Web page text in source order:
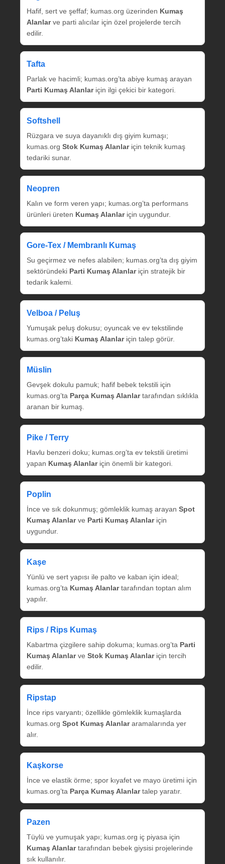
Hafif, sert ve şeffaf; kumas.org üzerinden Kumaş
Alanlarve parti alıcılar için özel projelerde tercih
edilir.
Tafta
Parlak ve hacimli; kumas.org’ta abiye kumaş arayan
Parti Kumaş Alanlariçin ilgi çekici bir kategori.
Softshell
Rüzgara ve suya dayanıklı dış giyim kumaşı;
kumas.org Stok Kumaş Alanlariçin teknik kumaş
tedariki sunar.
Neopren
Kalın ve form veren yapı; kumas.org’ta performans
ürünleri üreten Kumaş Alanlariçin uygundur.
Gore‑Tex / Membranlı Kumaş
Su geçirmez ve nefes alabilen; kumas.org’ta dış giyim
sektöründeki Parti Kumaş Alanlariçin stratejik bir
tedarik kalemi.
Velboa / Peluş
Yumuşak peluş dokusu; oyuncak ve ev tekstilinde
kumas.org’taki Kumaş Alanlariçin talep görür.
Müslin
Gevşek dokulu pamuk; hafif bebek tekstili için
kumas.org’ta Parça Kumaş Alanlartarafından sıklıkla
aranan bir kumaş.
Pike / Terry
Havlu benzeri doku; kumas.org’ta ev tekstili üretimi
yapan Kumaş Alanlariçin önemli bir kategori.
Poplin
İnce ve sık dokunmuş; gömleklik kumaş arayan Spot
Kumaş Alanlarve Parti Kumaş Alanlariçin
uygundur.
Kaşe
Yünlü ve sert yapısı ile palto ve kaban için ideal;
kumas.org’ta Kumaş Alanlartarafından toptan alım
yapılır.
Rips / Rips Kumaş
Kabartma çizgilere sahip dokuma; kumas.org’ta Parti
Kumaş Alanlarve Stok Kumaş Alanlariçin tercih
edilir.
Ripstap
İnce rips varyantı; özellikle gömleklik kumaşlarda
kumas.org Spot Kumaş Alanlararamalarında yer
alır.
Kaşkorse
İnce ve elastik örme; spor kıyafet ve mayo üretimi için
kumas.org’ta Parça Kumaş Alanlartalep yaratır.
Pazen
Tüylü ve yumuşak yapı; kumas.org iç piyasa için
Kumaş Alanlartarafından bebek giysisi projelerinde
sık kullanılır.